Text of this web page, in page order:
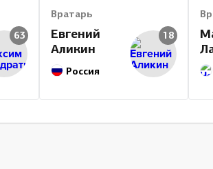
63
Вратарь
Евгений
Аликин
Россия
18